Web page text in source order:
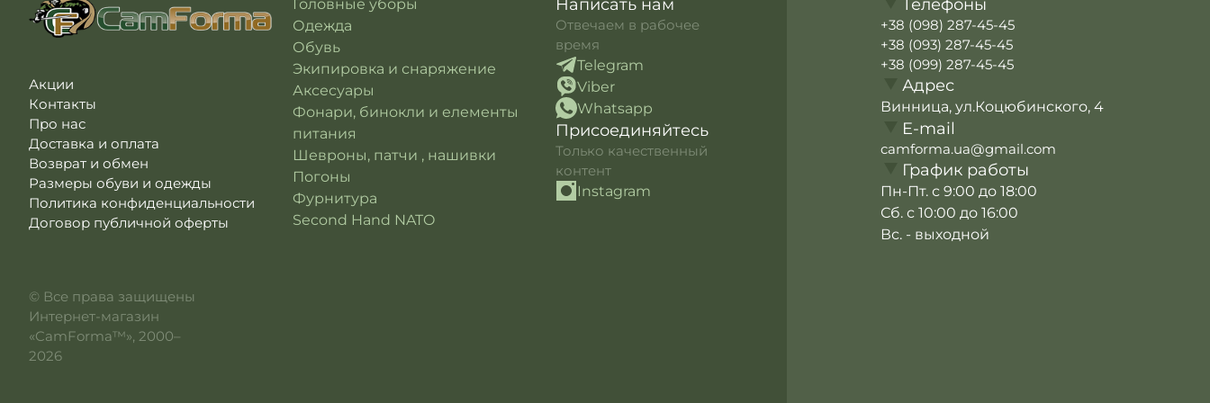
Акции
Контакты
Про нас
Доставка и оплата
Возврат и обмен
Размеры обуви и одежды
Политика конфиденциальности
Договор публичной оферты
© Все права защищены
Интернет-магазин
«CamForma™», 2000–
2026
Одежда
Обувь
Экипировка и снаряжение
Аксесуары
Фонари, бинокли и елементы
питания
Шевроны, патчи , нашивки
Погоны
Фурнитура
Second Hand NATO
Отвечаем в рабочее
время
Telegram
Viber
Whatsapp
Присоединяйтесь
Только качественный
контент
Instagram
+38 (098) 287-45-45
+38 (093) 287-45-45
+38 (099) 287-45-45
Адрес
Винница, ул.Коцюбинского, 4
E-mail
camforma.ua@gmail.com
График работы
Пн-Пт. с 9:00 до 18:00
Сб. с 10:00 до 16:00
Вс. - выходной